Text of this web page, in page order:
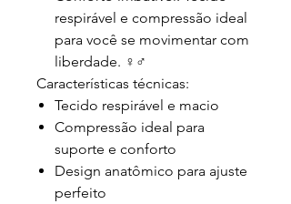
respirável e compressão ideal
para você se movimentar com
liberdade. ‍♀️‍♂️
Características técnicas:
Tecido respirável e macio
Compressão ideal para
suporte e conforto
Design anatômico para ajuste
perfeito